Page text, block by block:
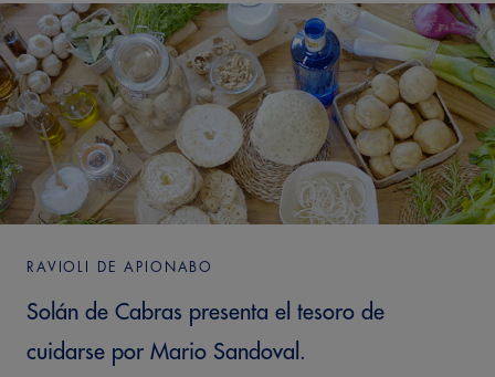
RAVIOLI DE APIONABO
Solán de Cabras presenta el tesoro de
cuidarse por Mario Sandoval.